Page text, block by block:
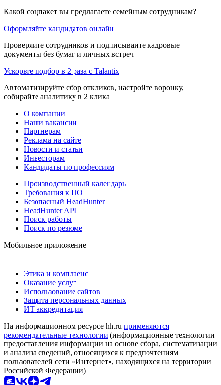
Какой соцпакет вы предлагаете семейным сотрудникам?
Оформляйте кандидатов онлайн
Проверяйте сотрудников и подписывайте кадровые
документы без бумаг и личных встреч
Ускорьте подбор в 2 раза с Talantix
Автоматизируйте сбор откликов, настройте воронку,
собирайте аналитику в 2 клика
О компании
Наши вакансии
Партнерам
Реклама на сайте
Новости и статьи
Инвесторам
Кандидаты по профессиям
Производственный календарь
Требования к ПО
Безопасный HeadHunter
HeadHunter API
Поиск работы
Поиск по резюме
Мобильное приложение
Этика и комплаенс
Оказание услуг
Использование сайтов
Защита персональных данных
ИТ аккредитация
На информационном ресурсе hh.ru применяются
рекомендательные технологии (информационные технологии
предоставления информации на основе сбора, систематизации
и анализа сведений, относящихся к предпочтениям
пользователей сети «Интернет», находящихся на территории
Российской Федерации)